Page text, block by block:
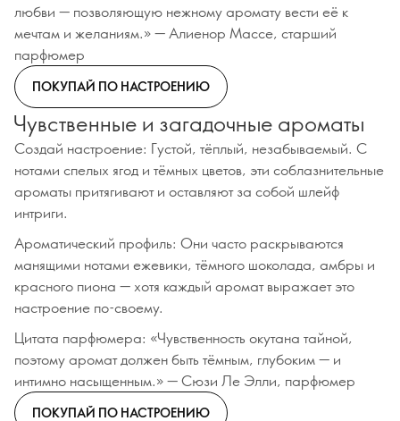
любви — позволяющую нежному аромату вести её к
мечтам и желаниям.» — Алиенор Массе, старший
парфюмер
ПОКУПАЙ ПО НАСТРОЕНИЮ
Чувственные и загадочные ароматы
Создай настроение: Густой, тёплый, незабываемый. С
нотами спелых ягод и тёмных цветов, эти соблазнительные
ароматы притягивают и оставляют за собой шлейф
интриги.
Ароматический профиль: Они часто раскрываются
манящими нотами ежевики, тёмного шоколада, амбры и
красного пиона — хотя каждый аромат выражает это
настроение по-своему.
Цитата парфюмера: «Чувственность окутана тайной,
поэтому аромат должен быть тёмным, глубоким — и
интимно насыщенным.» — Сюзи Ле Элли, парфюмер
ПОКУПАЙ ПО НАСТРОЕНИЮ